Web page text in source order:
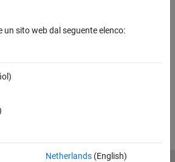
un sito web dal seguente elenco:
Netherlands(English)